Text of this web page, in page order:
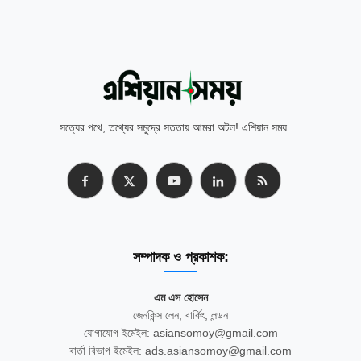
সত্যের পথে, তথ্যের সমুদ্রে সততায় আমরা অটল! এশিয়ান সময়
সম্পাদক ও প্রকাশক:
এম এস হোসেন
জেনকিন্স লেন, বার্কিং, লন্ডন
যোগাযোগ ইমেইল: asiansomoy@gmail.com
বার্তা বিভাগ ইমেইল: ads.asiansomoy@gmail.com